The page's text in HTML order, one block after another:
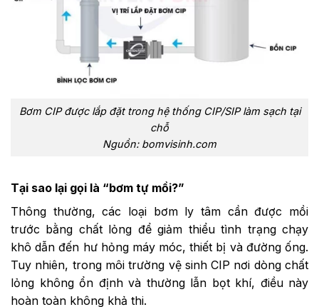
Bơm CIP được lắp đặt trong hệ thống CIP/SIP làm sạch tại
chỗ
Nguồn: bomvisinh.com
Tại sao lại gọi là “bơm tự mồi?”
Thông thường, các loại bơm ly tâm cần được mồi
trước bằng chất lỏng để giảm thiểu tình trạng chạy
khô dẫn đến hư hỏng máy móc, thiết bị và đường ống.
Tuy nhiên, trong môi trường vệ sinh CIP nơi dòng chất
lỏng không ổn định và thường lẫn bọt khí, điều này
hoàn toàn không khả thi.